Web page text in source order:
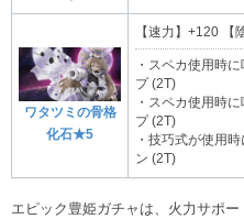
ワタツミの骨格
化石★5
【速力】+120 【
・スペカ使用時
プ (2T)
・スペカ使用時
プ (2T)
・技巧式が使用
ン (2T)
エピック豊姫ガチャは、火力サポ